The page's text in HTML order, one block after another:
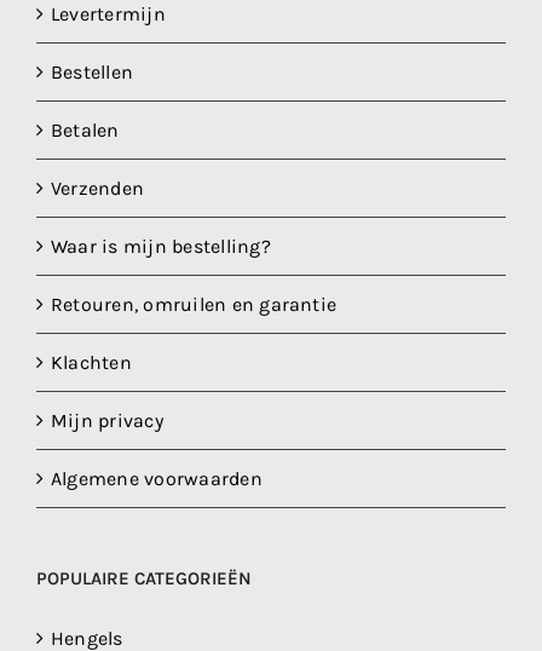
Levertermijn
Bestellen
Betalen
Verzenden
Waar is mijn bestelling?
Retouren, omruilen en garantie
Klachten
Mijn privacy
Algemene voorwaarden
POPULAIRE CATEGORIEËN
Hengels